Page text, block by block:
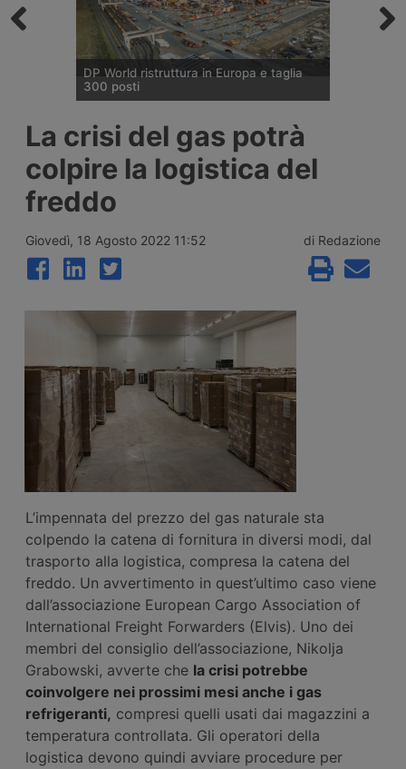
DP World ristruttura in Europa e taglia
300 posti
attività europee dopo l’uscita di tre dirigenti
senior, mentre Londra e Anversa registrano
volumi record e il gruppo prosegue gli
investimenti tra Svizzera, Golfo, Siria e
Regno Unito.
La crisi del gas potrà
colpire la logistica del
freddo
Giovedì, 18 Agosto 2022 11:52 di Redazione
L’impennata del prezzo del gas naturale sta
colpendo la catena di fornitura in diversi modi, dal
trasporto alla logistica, compresa la catena del
freddo. Un avvertimento in quest’ultimo caso viene
dall’associazione European Cargo Association of
International Freight Forwarders (Elvis). Uno dei
membri del consiglio dell’associazione, Nikolja
Grabowski, avverte che la crisi potrebbe
coinvolgere nei prossimi mesi anche i gas
refrigeranti, compresi quelli usati dai magazzini a
temperatura controllata. Gli operatori della
logistica devono quindi avviare procedure per